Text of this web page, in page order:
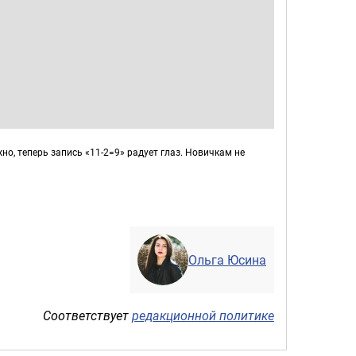
теперь запись «11-2=9» радует глаз. Новичкам не
Ольга Юсина
Соответствуетредакционной политике